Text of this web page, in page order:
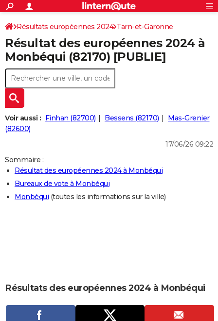
ACTUALITÉS
Politique
Société
Faits Divers
Education
Monde
Villes
+
SPORT
Coupe du monde 2026
Football
Tennis
Cyclisme
Rugby
Forum
CULTURE
Programme TV
TNT
Streaming
Cinéma
Sorties cinéma
Musique
+
FINANCE
Retraite
Impôts
Epargne
Immobilier
Risques naturels par ville
Banque
Assurance
Crédit
AUTO
Essais
Réserver un essai
Citadines
Berlines
SUV
Forum auto
+
HIGH-TECH
Mobiles
Meilleur smartphone
Internet
Ordinateurs
Jeux vidéo
Guide high-tech
+
BRICOLAGE
Guides de France
Escapades
Patrimoine
Expositions
Musées
Week-end nature
LIFESTYLE
Art de vivre
Bien-être
Loisirs
Mode
Modes de vie
CARTE DE VOEUX
Carte de Noël
Carte Bonne année
Carte Saint-Valentin
Carte Pâques
Carte d'anniversaire
DICTIONNAIRE
Rechercher
S'inscrire
Connexion
Résultats européennes 2024 Tarn-et-Garonne
Résultat des européennes 2024 à
Monbéqui (82170) [PUBLIE]
Voir aussi : Finhan (82700) Bessens (82170)
Mas-Grenier
(82600)
17/06/26 09:22
Sommaire :
Résultat des européennes 2024 à Monbéqui
Bureaux de vote à Monbéqui
Monbéqui (toutes les informations sur la ville)
Résultats des européennes 2024 à Monbéqui